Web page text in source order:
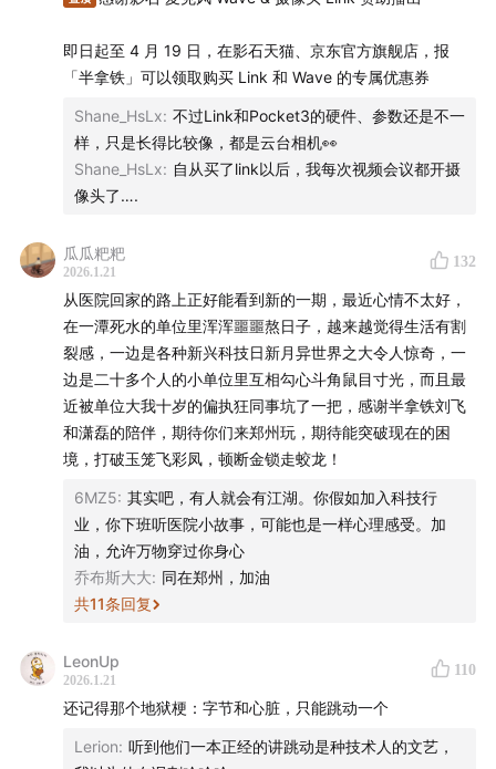
即日起至 4 月 19 日，在影石天猫、京东官方旗舰店，报
当全球媒体机构还在固守人工编辑的工作流时，诞生于知
时代。
本期节目，我们把时间拨回 2012 年。在移动互联网爆发
的前夜，一个信奉延迟满足的程序员，是如何利用增长黑
客和推荐算法，杀出重围的？又是如何通过流量倒换，在
被国内主流投资人集体错过的至暗时刻，完成了对传统新
闻分发模式的致命打击？
来杯半拿铁，咱们边喝边唠。
半拿铁也开始讲时事了：
半拿铁也开始讲故事了：
📮听友投稿邮箱：bannatie@163.com
☕️杭州特调「芝麻·半拿铁」的品尝地：西湖区华星路
即日起至 4 月 19 日，在影石天猫、京东官方旗舰店，报
「半拿铁」可以领取购买 Link 和 Wave 的专属优惠券
Shane_HsLx: 不过Link和Pocket3的硬件、参数还是不一
样，只是长得比较像，都是云台相机👀
Shane_HsLx: 自从买了link以后，我每次视频会议都开摄
像头了….
瓜瓜粑粑
2026.1.21
132
从医院回家的路上正好能看到新的一期，最近心情不太好，
在一潭死水的单位里浑浑噩噩熬日子，越来越觉得生活有割
裂感，一边是各种新兴科技日新月异世界之大令人惊奇，一
边是二十多个人的小单位里互相勾心斗角鼠目寸光，而且最
近被单位大我十岁的偏执狂同事坑了一把，感谢半拿铁刘飞
和潇磊的陪伴，期待你们来郑州玩，期待能突破现在的困
境，打破玉笼飞彩凤，顿断金锁走蛟龙！
6MZ5: 其实吧，有人就会有江湖。你假如加入科技行
业，你下班听医院小故事，可能也是一样心理感受。加
油，允许万物穿过你身心
乔布斯大大: 同在郑州，加油
共11条回复
LeonUp
2026.1.21
110
还记得那个地狱梗：字节和心脏，只能跳动一个
Lerion: 听到他们一本正经的讲跳动是种技术人的文艺，